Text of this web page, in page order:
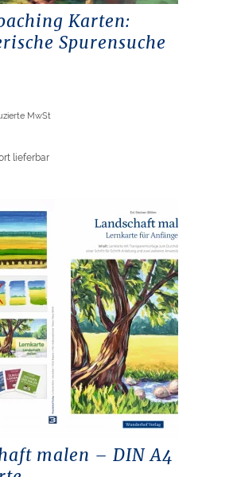
Karten:
Spurensuche
MwSt
lieferbar
malen – DIN A4